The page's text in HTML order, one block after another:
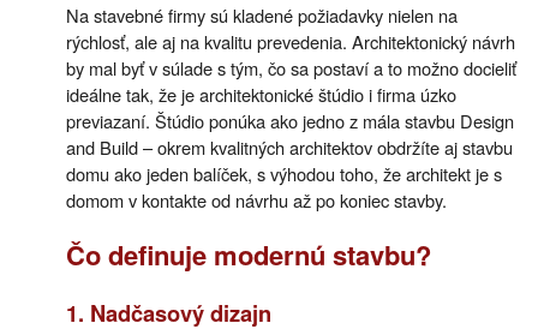
Na stavebné firmy sú kladené požiadavky nielen na
rýchlosť, ale aj na kvalitu prevedenia. Architektonický návrh
by mal byť v súlade s tým, čo sa postaví a to možno docieliť
ideálne tak, že je architektonické štúdio i firma úzko
previazaní. Štúdio ponúka ako jedno z mála stavbu Design
and Build – okrem kvalitných architektov obdržíte aj stavbu
domu ako jeden balíček, s výhodou toho, že architekt je s
domom v kontakte od návrhu až po koniec stavby.
Čo definuje modernú stavbu?
1. Nadčasový dizajn